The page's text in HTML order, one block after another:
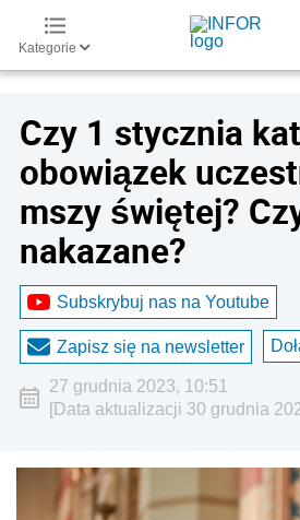
Kategorie
Czy 1 stycznia
obowiązek
mszy świętej?
nakazane?
Subskrybuj nas na Youtube
Zapisz się na newsletter
27 grudnia 2023, 10:51
[Data aktualizacji 30 grudnia